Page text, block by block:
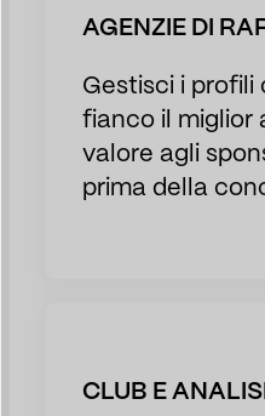
AGENZIE DI
Gestisci i profili
fianco il miglior
valore agli
prima della
CLUB E